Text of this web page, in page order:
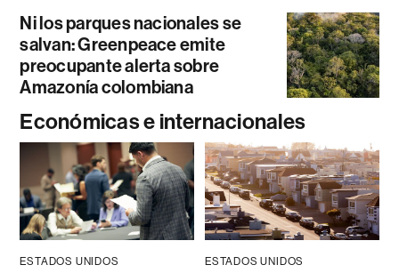
Ni los parques nacionales se
salvan: Greenpeace emite
preocupante alerta sobre
Amazonía colombiana
Económicas e internacionales
ESTADOS UNIDOS ESTADOS UNIDOS